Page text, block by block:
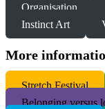
Organisation
Instinct Art
More
Stretch Festival
Belonging versus